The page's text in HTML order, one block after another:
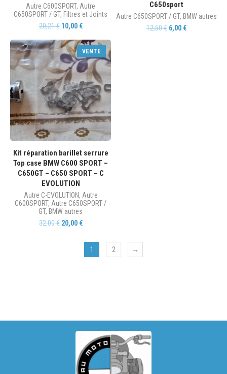
Autre C600SPORT, Autre
C650SPORT / GT, Filtres et Joints
20,21€ 10,00 €
C650sport
Autre C650SPORT / GT, BMW autres
12,50€ 6,00 €
VENTE
Kit réparation barillet serrure
Top case BMW C600 SPORT –
C650GT – C650 SPORT – C
EVOLUTION
Autre C-EVOLUTION, Autre
C600SPORT, Autre C650SPORT /
GT, BMW autres
32,00€ 20,00 €
1 2 →